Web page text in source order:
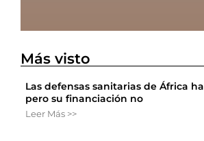
Más visto
Las defensas sanitarias de África
pero su financiación no
Leer Más >>